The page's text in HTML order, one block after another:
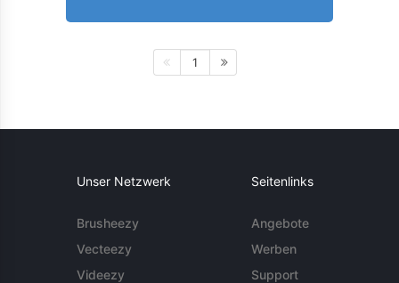
1
Unser Netzwerk
Brusheezy
Vecteezy
Videezy
Seitenlinks
Angebote
Werben
Support